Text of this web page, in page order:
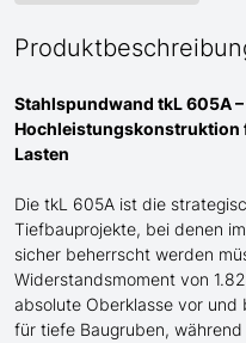
Stahlspundwand tkL 605A
Hochleistungskonstruktion
Lasten
Die tkL 605A ist die
Tiefbauprojekte, bei denen
sicher beherrscht werden
Widerstandsmoment von
absolute Oberklasse vor
für tiefe Baugruben,